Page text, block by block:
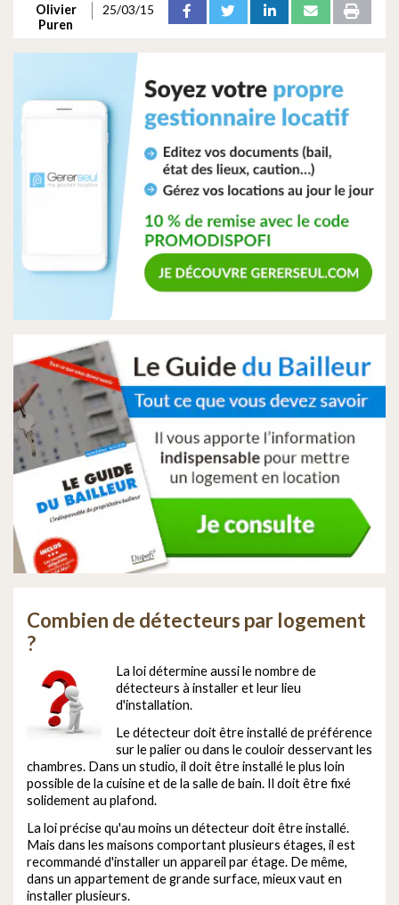
Olivier
Puren
25/03/15
Combien de détecteurs par logement
?
La loi détermine aussi le nombre de
détecteurs à installer et leur lieu
d'installation.
Le détecteur doit être installé de préférence
sur le palier ou dans le couloir desservant les
chambres. Dans un studio, il doit être installé le plus loin
possible de la cuisine et de la salle de bain. Il doit être fixé
solidement au plafond.
La loi précise qu'au moins un détecteur doit être installé.
Mais dans les maisons comportant plusieurs étages, il est
recommandé d'installer un appareil par étage. De même,
dans un appartement de grande surface, mieux vaut en
installer plusieurs.